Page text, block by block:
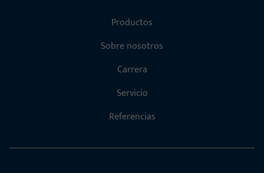
Productos
Sobre nosotros
Carrera
Servicio
Referencias